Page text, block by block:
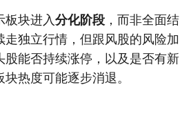
板块进入分化阶段 ，而非全面结
走独立行情，但跟风股的风险加
股能否持续涨停，以及是否有新
热度可能逐步消退。